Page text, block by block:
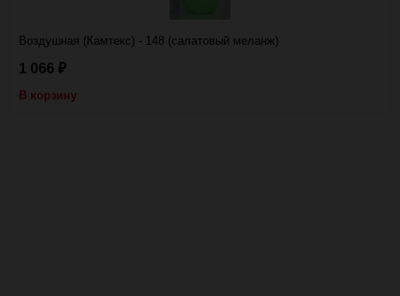
Воздушная (Камтекс) - 148 (салатовый меланж)
1 066 ₽
В корзину